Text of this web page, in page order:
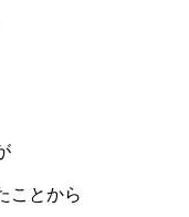
ことから